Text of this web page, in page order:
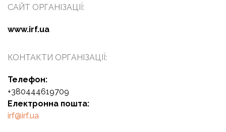
САЙТ ОРГАНІЗАЦІЇ:
www.irf.ua
КОНТАКТИ ОРГАНІЗАЦІЇ:
Телефон:
+380444619709
Електронна пошта:
irf@irf.ua